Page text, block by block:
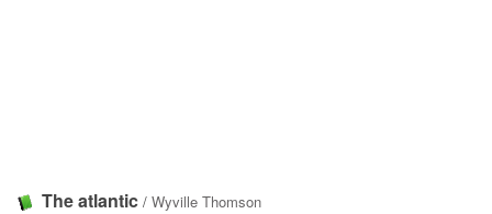
The atlantic / Wyville Thomson